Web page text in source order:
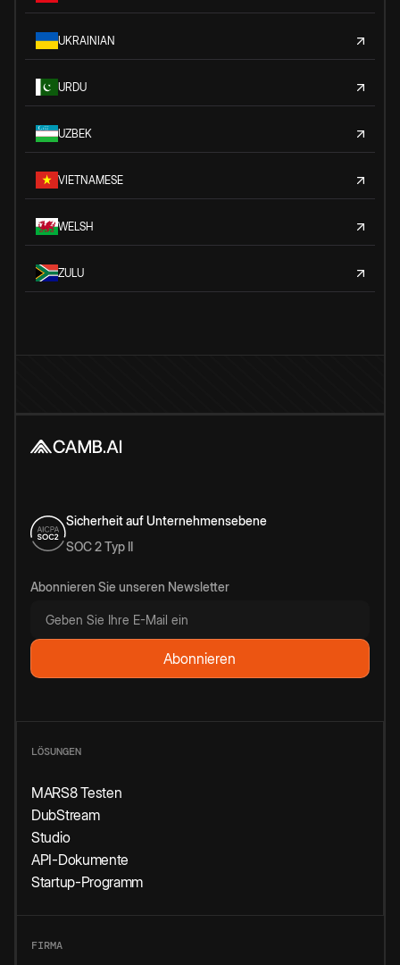
UKRAINIAN
URDU
UZBEK
VIETNAMESE
WELSH
ZULU
Sicherheit auf Unternehmensebene
SOC 2 Typ II
Abonnieren Sie unseren Newsletter
LÖSUNGEN
MARS8 Testen
DubStream
Studio
API-Dokumente
Startup-Programm
FIRMA